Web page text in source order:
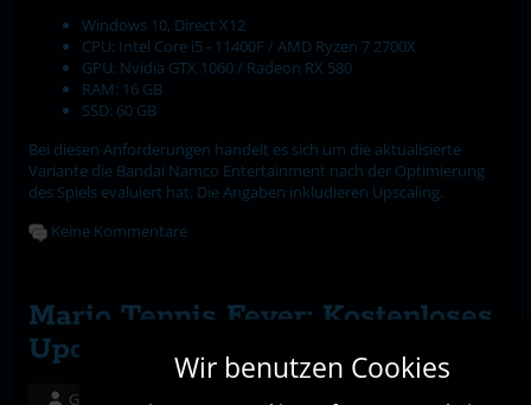
Windows 10, Direct X12
CPU: Intel Core i5 - 11400F / AMD Ryzen 7 2700X
GPU: Nvidia GTX 1060 / Radeon RX 580
RAM: 16 GB
SSD: 60 GB
Bei diesen Anforderungen handelt es sich um die aktualisierte
Variante die Bandai Namco Entertainment nach der Optimierung
des Spiels evaluiert hat. Die Angaben inkludieren Upscaling.
Keine Kommentare
Mario Tennis Fever: Kostenloses
Update ist da
Geschrieben von: Christian Schulz
Wir benutzen Cookies